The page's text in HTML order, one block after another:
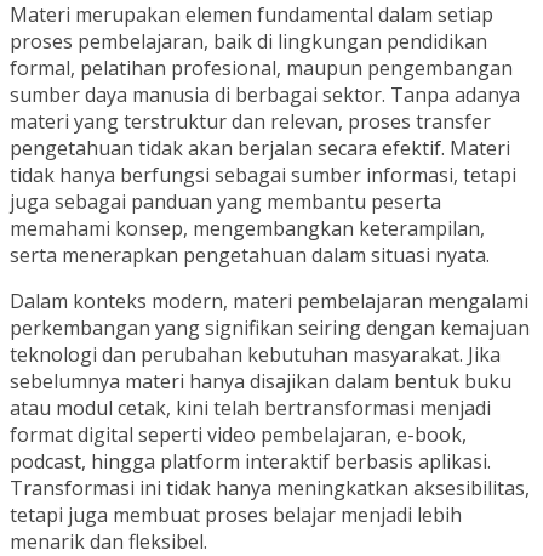
Materi merupakan elemen fundamental dalam setiap
proses pembelajaran, baik di lingkungan pendidikan
formal, pelatihan profesional, maupun pengembangan
sumber daya manusia di berbagai sektor. Tanpa adanya
materi yang terstruktur dan relevan, proses transfer
pengetahuan tidak akan berjalan secara efektif. Materi
tidak hanya berfungsi sebagai sumber informasi, tetapi
juga sebagai panduan yang membantu peserta
memahami konsep, mengembangkan keterampilan,
serta menerapkan pengetahuan dalam situasi nyata.
Dalam konteks modern, materi pembelajaran mengalami
perkembangan yang signifikan seiring dengan kemajuan
teknologi dan perubahan kebutuhan masyarakat. Jika
sebelumnya materi hanya disajikan dalam bentuk buku
atau modul cetak, kini telah bertransformasi menjadi
format digital seperti video pembelajaran, e-book,
podcast, hingga platform interaktif berbasis aplikasi.
Transformasi ini tidak hanya meningkatkan aksesibilitas,
tetapi juga membuat proses belajar menjadi lebih
menarik dan fleksibel.